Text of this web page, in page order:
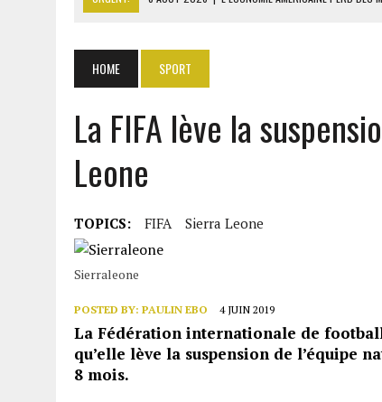
8 AOÛT 2026 | LIBAN-SUD : LE CHANTIER DE RECONSTRUCTION
8 AOÛT 2026
LE SÉNAT AMÉRICAIN ADOPTE UN PROJET DE
HOME SPORT
La FIFA lève la
Leone
TOPICS: FIFA Sierra Leone
Sierraleone
POSTED BY: PAULIN EBO 4 JUIN 2019
La Fédération internationale de
qu’elle lève la suspension de l’équipe
8 mois.